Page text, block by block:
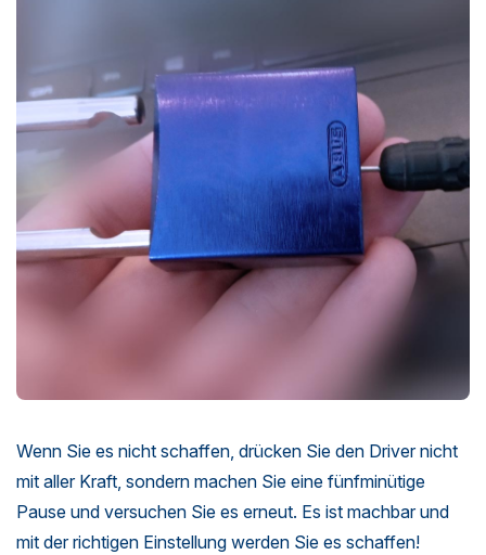
Wenn Sie es nicht schaffen, drücken Sie den Driver nicht
mit aller Kraft, sondern machen Sie eine fünfminütige
Pause und versuchen Sie es erneut. Es ist machbar und
mit der richtigen Einstellung werden Sie es schaffen!